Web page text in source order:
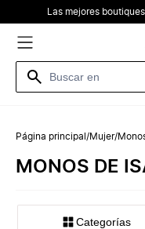
Las mejores
Página principal /Mujer/
MONOS DE
Categorías